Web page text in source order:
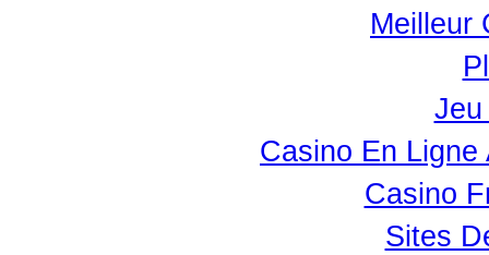
Meilleur
Jeu
Casino En
Casino
Sites